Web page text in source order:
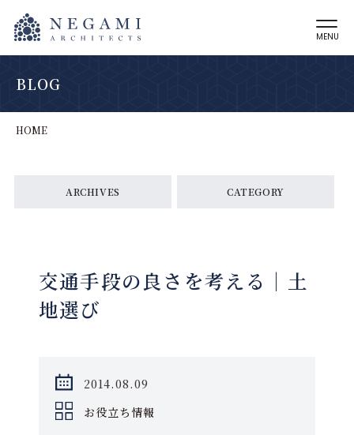
MENU
BLOG
HOME
ARCHIVES CATEGORY
交通手段の良さを考える｜土
地選び
2014.08.09
お役立ち情報